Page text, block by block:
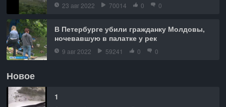
23 авг 2022 70014 0 0
В Петербурге убили гражданку Молдовы,
ночевавшую в палатке у рек
9 авг 2022 59241 0 0
Новое
1